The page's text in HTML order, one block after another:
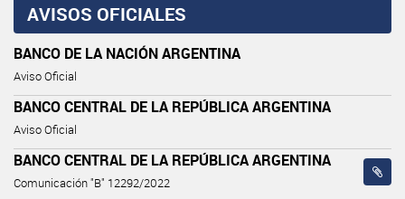
AVISOS OFICIALES
BANCO DE LA NACIÓN ARGENTINA
Aviso Oficial
BANCO CENTRAL DE LA REPÚBLICA ARGENTINA
Aviso Oficial
BANCO CENTRAL DE LA REPÚBLICA ARGENTINA
Comunicación "B" 12292/2022